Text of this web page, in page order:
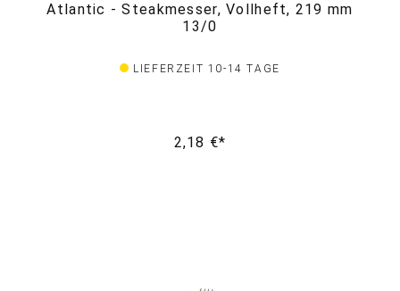
Atlantic - Steakmesser, Vollheft, 219 mm
13/0
LIEFERZEIT 10-14 TAGE
2,18 €*